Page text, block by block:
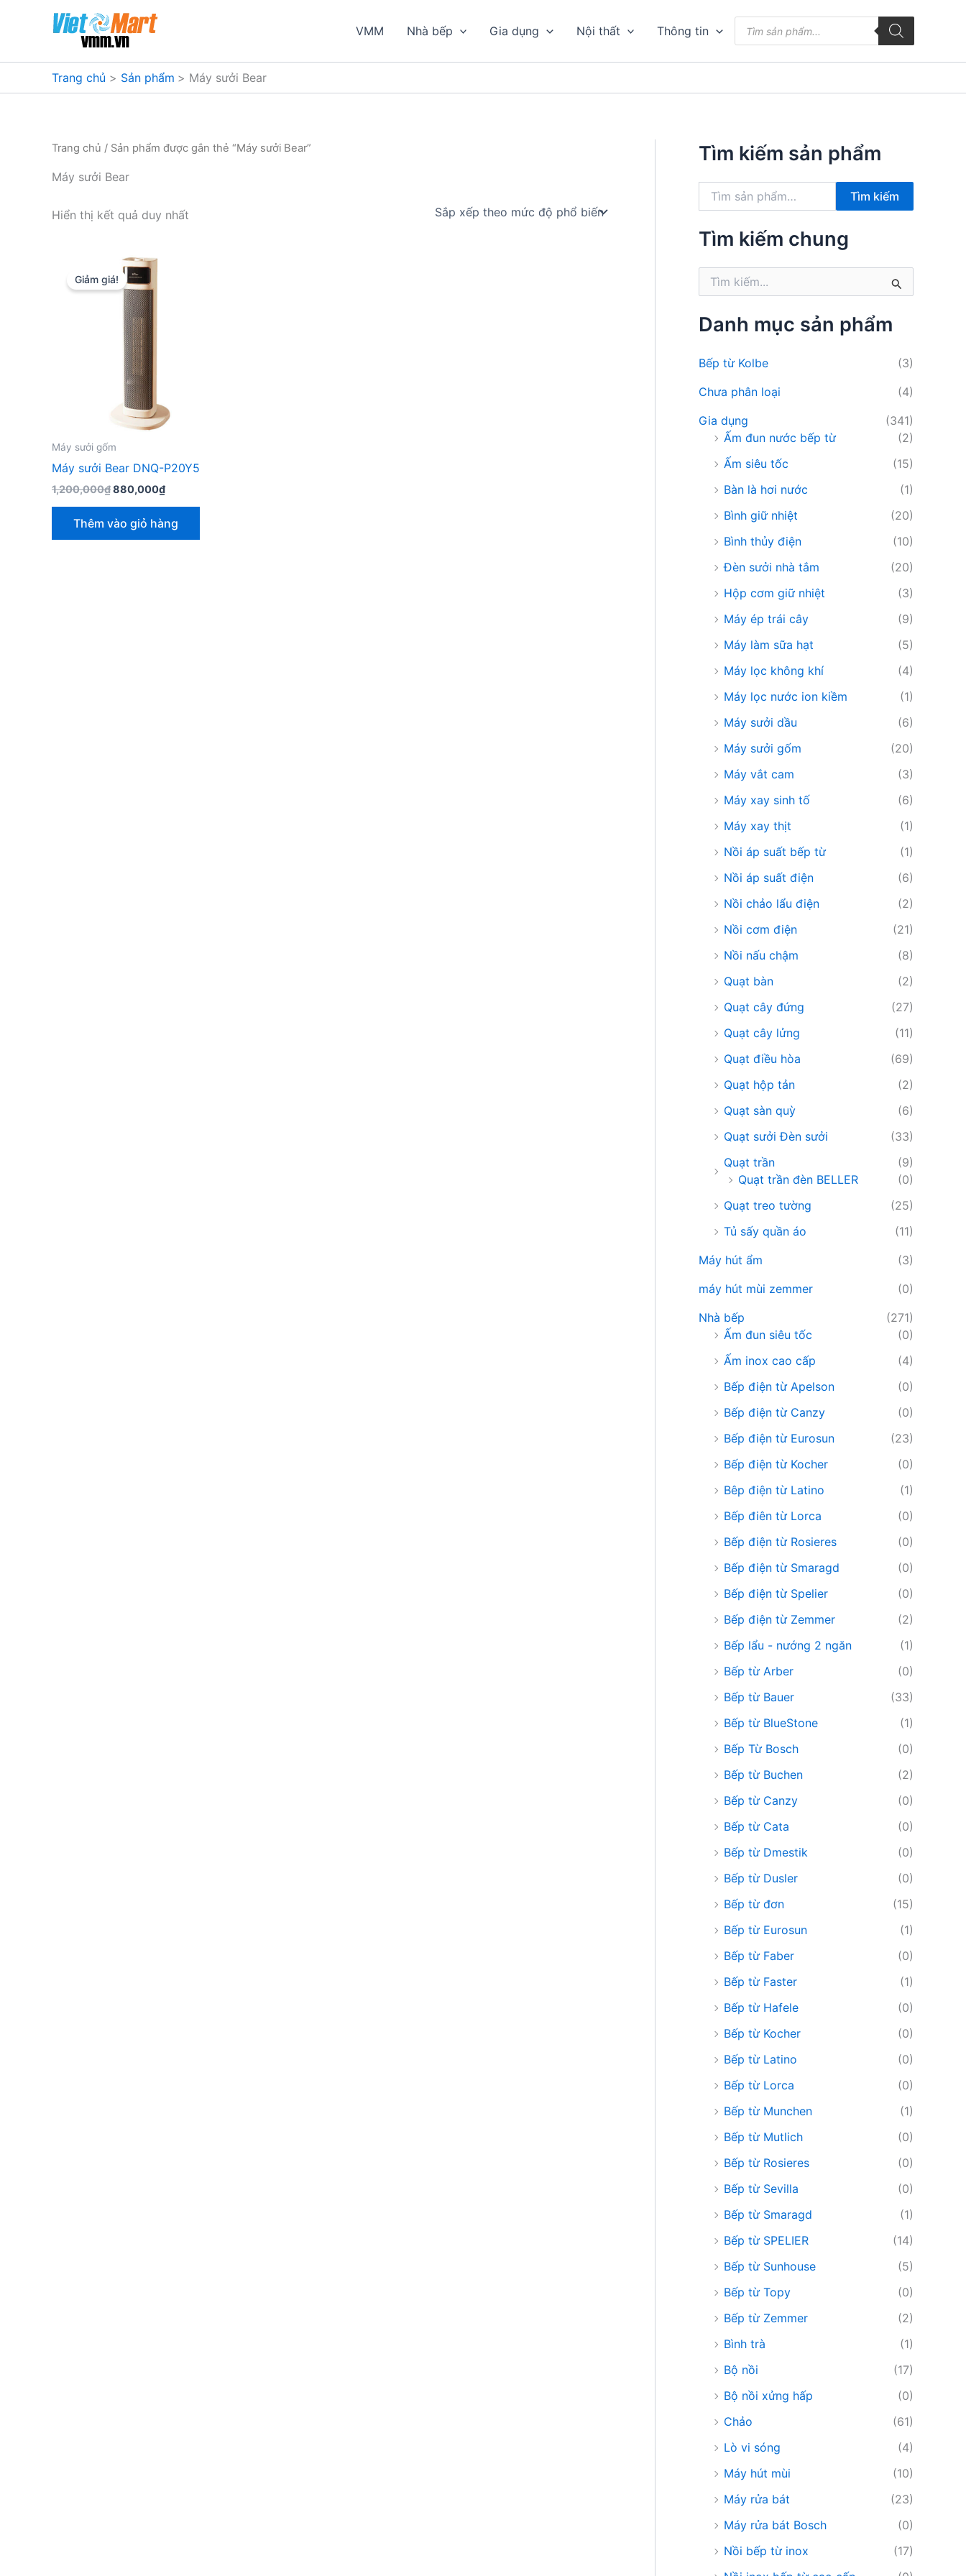
dung
VMM Nhà bếp Gia dụng Nội thất Thông tin
kiếm
phẩm
Trang chủ Sản phẩm Máy sưởi Bear
Trang chủ / Sản phẩm được gắn thẻ “Máy sưởi Bear”
Máy sưởi Bear
Hiển thị kết quả duy nhất
Giảm giá!
Máy sưởi gốm
Máy sưởi Bear DNQ-P20Y5
1,200,000₫Giá
1,200,000₫.
880,000₫Giá
là:
880,000₫.
Thêm vào giỏ hàng
Tìm kiếm sản phẩm
k
Tìm kiếm
Tìm kiếm chung
k
m
Danh mục sản phẩm
Bếp từ Kolbe
(3)
Chưa phân loại
(4)
Gia dụng
(341)
Ấm đun nước bếp từ
(2)
Ấm siêu tốc
(15)
Bàn là hơi nước
(1)
Bình giữ nhiệt
(20)
Bình thủy điện
(10)
Đèn sưởi nhà tắm
(20)
Hộp cơm giữ nhiệt
(3)
Máy ép trái cây
(9)
Máy làm sữa hạt
(5)
Máy lọc không khí
(4)
Máy lọc nước ion kiềm
(1)
Máy sưởi dầu
(6)
Máy sưởi gốm
(20)
Máy vắt cam
(3)
Máy xay sinh tố
(6)
Máy xay thịt
(1)
Nồi áp suất bếp từ
(1)
Nồi áp suất điện
(6)
Nồi chảo lẩu điện
(2)
Nồi cơm điện
(21)
Nồi nấu chậm
(8)
Quạt bàn
(2)
Quạt cây đứng
(27)
Quạt cây lửng
(11)
Quạt điều hòa
(69)
Quạt hộp tản
(2)
Quạt sàn quỳ
(6)
Quạt sưởi Đèn sưởi
(33)
Quạt trần
(9)
Quạt trần đèn BELLER
(0)
Quạt treo tường
(25)
Tủ sấy quần áo
(11)
Máy hút ẩm
(3)
máy hút mùi zemmer
(0)
Nhà bếp
(271)
Ấm đun siêu tốc
(0)
Ấm inox cao cấp
(4)
Bếp điện từ Apelson
(0)
Bếp điện từ Canzy
(0)
Bếp điện từ Eurosun
(23)
Bếp điện từ Kocher
(0)
Bêp điện từ Latino
(1)
Bếp điên từ Lorca
(0)
Bếp điện từ Rosieres
(0)
Bếp điện từ Smaragd
(0)
Bếp điện từ Spelier
(0)
Bếp điện từ Zemmer
(2)
Bếp lẩu - nướng 2 ngăn
(1)
Bếp từ Arber
(0)
Bếp từ Bauer
(33)
Bếp từ BlueStone
(1)
Bếp Từ Bosch
(0)
Bếp từ Buchen
(2)
Bếp từ Canzy
(0)
Bếp từ Cata
(0)
Bếp từ Dmestik
(0)
Bếp từ Dusler
(0)
Bếp từ đơn
(15)
Bếp từ Eurosun
(1)
Bếp từ Faber
(0)
Bếp từ Faster
(1)
Bếp từ Hafele
(0)
Bếp từ Kocher
(0)
Bếp từ Latino
(0)
Bếp từ Lorca
(0)
Bếp từ Munchen
(1)
Bếp từ Mutlich
(0)
Bếp từ Rosieres
(0)
Bếp từ Sevilla
(0)
Bếp từ Smaragd
(1)
Bếp từ SPELIER
(14)
Bếp từ Sunhouse
(5)
Bếp từ Topy
(0)
Bếp từ Zemmer
(2)
Bình trà
(1)
Bộ nồi
(17)
Bộ nồi xửng hấp
(0)
Chảo
(61)
Lò vi sóng
(4)
Máy hút mùi
(10)
Máy rửa bát
(23)
Máy rửa bát Bosch
(0)
Nồi bếp từ inox
(17)